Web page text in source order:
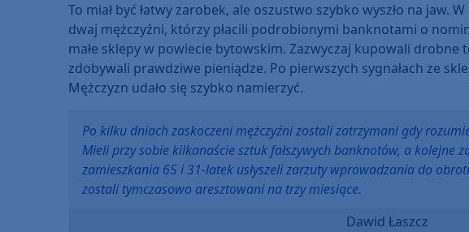
To miał być łatwy zarobek, ale oszustwo szybko wyszło na jaw.
dwaj mężczyźni, którzy płacili podrobionymi banknotami o
małe sklepy w powiecie bytowskim. Zazwyczaj kupowali drobne
zdobywali prawdziwe pieniądze. Po pierwszych sygnałach ze
Mężczyzn udało się szybko namierzyć.
Po kilku dniach zaskoczeni mężczyźni zostali zatrzymani gdy
Mieli przy sobie kilkanaście sztuk fałszywych banknotów, a kolejne
zamieszkania 65 i 31-latek usłyszeli zarzuty wprowadzania do
zostali tymczasowo aresztowani na trzy miesiące.
Dawid Łaszcz